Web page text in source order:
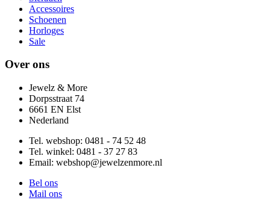
Accessoires
Schoenen
Horloges
Sale
Over ons
Jewelz & More
Dorpsstraat 74
6661 EN Elst
Nederland
Tel. webshop: 0481 - 74 52 48
Tel. winkel: 0481 - 37 27 83
Email: webshop@jewelzenmore.nl
Bel ons
Mail ons